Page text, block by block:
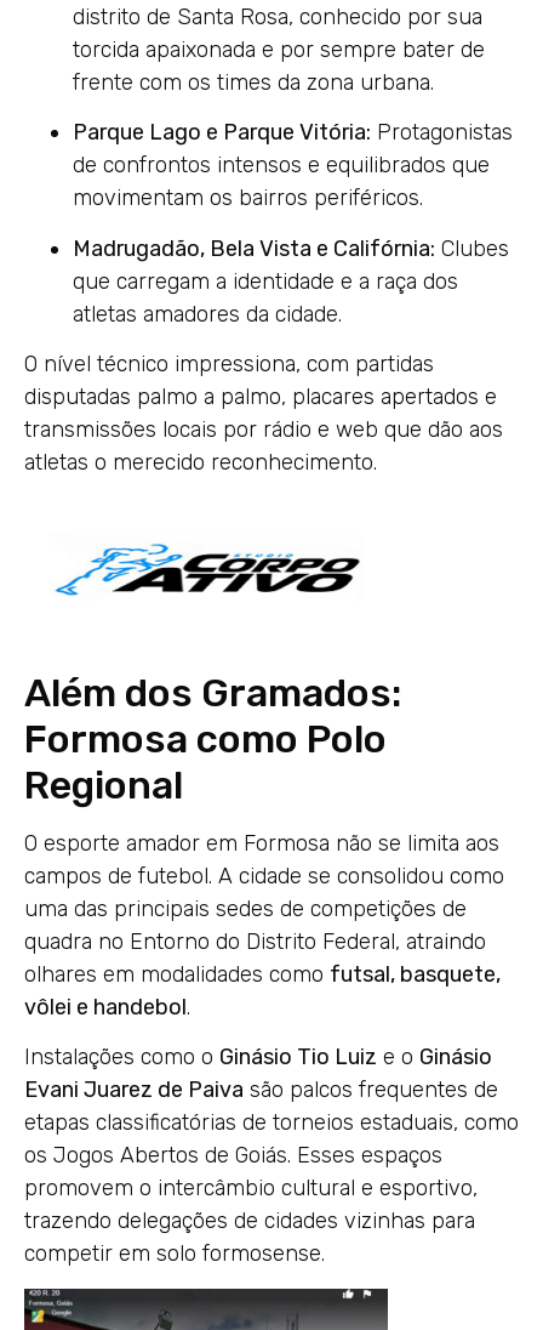
distrito de Santa Rosa, conhecido por sua
torcida apaixonada e por sempre bater de
frente com os times da zona urbana.
Parque Lago e Parque Vitória: Protagonistas
de confrontos intensos e equilibrados que
movimentam os bairros periféricos.
Madrugadão, Bela Vista e Califórnia: Clubes
que carregam a identidade e a raça dos
atletas amadores da cidade.
O nível técnico impressiona, com partidas
disputadas palmo a palmo, placares apertados e
transmissões locais por rádio e web que dão aos
atletas o merecido reconhecimento.
Além dos Gramados:
Formosa como Polo
Regional
O esporte amador em Formosa não se limita aos
campos de futebol. A cidade se consolidou como
uma das principais sedes de competições de
quadra no Entorno do Distrito Federal, atraindo
olhares em modalidades como futsal, basquete,
vôlei e handebol.
Instalações como o Ginásio Tio Luiz e o Ginásio
Evani Juarez de Paiva são palcos frequentes de
etapas classificatórias de torneios estaduais, como
os Jogos Abertos de Goiás. Esses espaços
promovem o intercâmbio cultural e esportivo,
trazendo delegações de cidades vizinhas para
competir em solo formosense.